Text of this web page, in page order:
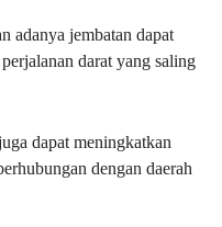
adanya jembatan dapat
darat yang saling
dapat meningkatkan
dengan daerah